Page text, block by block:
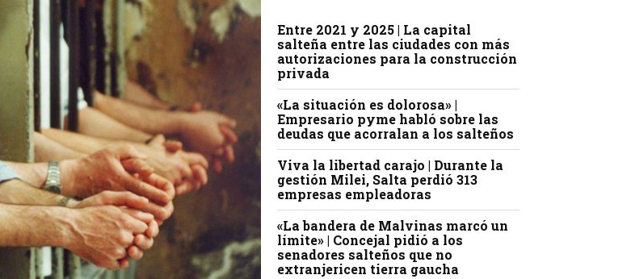
Entre 2021 y 2025 | La capital
salteña entre las ciudades con más
autorizaciones para la construcción
privada
«La situación es dolorosa» |
Empresario pyme habló sobre las
deudas que acorralan a los salteños
Viva la libertad carajo | Durante la
gestión Milei, Salta perdió 313
empresas empleadoras
«La bandera de Malvinas marcó un
límite» | Concejal pidió a los
senadores salteños que no
extranjericen tierra gaucha